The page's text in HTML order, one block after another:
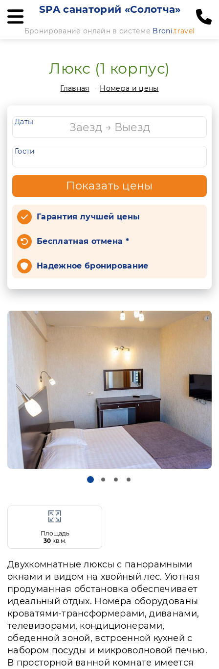
SPA санаторий «Солотча»
Бронирование онлайн в системе Broni.travel
Люкс (1 корпус)
Главная Номера и цены
Даты
Гости
Показать цены
Гарантия лучшей цены
Бесплатная отмена *
Надежное бронирование
Площадь
30кв.м.
Двухкомнатные люксы с панорамными
окнами и видом на хвойный лес. Уютная
продуманная обстановка обеспечивает
идеальный отдых. Номера оборудованы
кроватями-трансформерами, диванами,
телевизорами, кондиционерами,
обеденной зоной, встроенной кухней с
набором посуды и микроволновой печью.
В просторной ванной комнате имеется